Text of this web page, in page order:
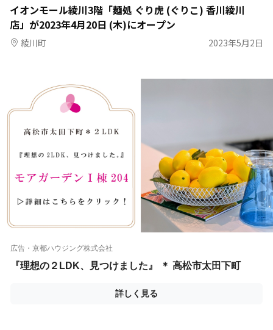
イオンモール綾川3階「麺処 ぐり虎 (ぐりこ) 香川綾川
店」が2023年4月20日 (木)にオープン
綾川町 2023年5月2日